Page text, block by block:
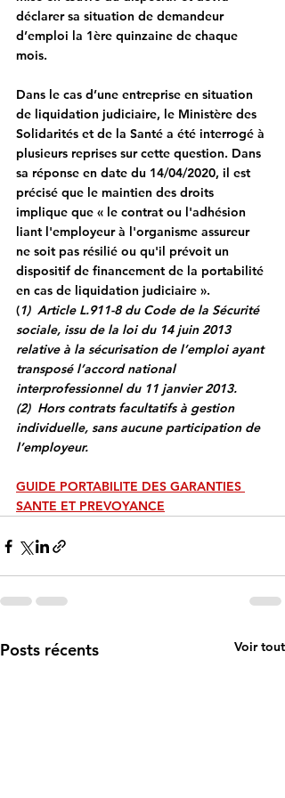
déclarer sa situation de demandeur
d’emploi la 1ère quinzaine de chaque
mois.
Dans le cas d’une entreprise en situation
de liquidation judiciaire, le Ministère des
Solidarités et de la Santé a été interrogé à
plusieurs reprises sur cette question. Dans
sa réponse en date du 14/04/2020, il est
précisé que le maintien des droits
implique que « le contrat ou l'adhésion
liant l'employeur à l'organisme assureur
ne soit pas résilié ou qu'il prévoit un
dispositif de financement de la portabilité
en cas de liquidation judiciaire ».
(1)  Article L.911-8 du Code de la Sécurité
sociale, issu de la loi du 14 juin 2013
relative à la sécurisation de l’emploi ayant
transposé l’accord national
interprofessionnel du 11 janvier 2013.
(2)  Hors contrats facultatifs à gestion
individuelle, sans aucune participation de
l’employeur.
GUIDE PORTABILITE DES GARANTIES
SANTE ET PREVOYANCE
Posts récents Voir tout